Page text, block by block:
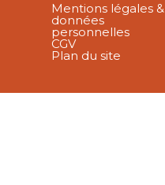
Mentions légales &
données
personnelles
CGV
Plan du site